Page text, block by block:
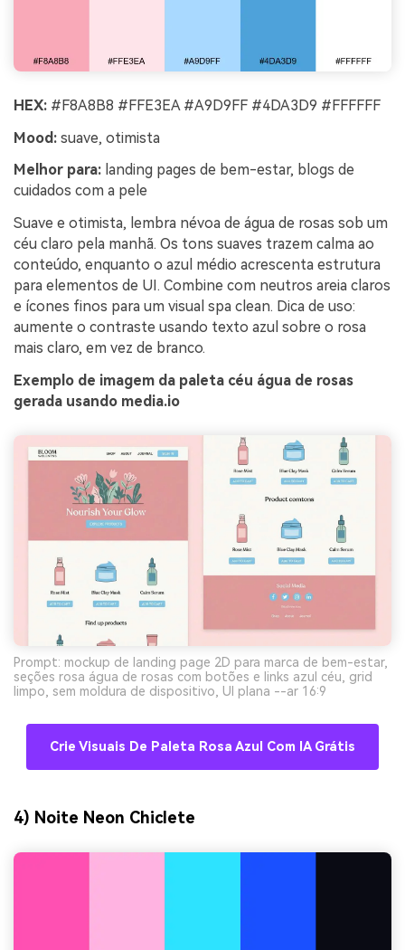
HEX: #F8A8B8 #FFE3EA #A9D9FF #4DA3D9 #FFFFFF
Mood: suave, otimista
Melhor para: landing pages de bem-estar, blogs de
cuidados com a pele
Suave e otimista, lembra névoa de água de rosas sob um
céu claro pela manhã. Os tons suaves trazem calma ao
conteúdo, enquanto o azul médio acrescenta estrutura
para elementos de UI. Combine com neutros areia claros
e ícones finos para um visual spa clean. Dica de uso:
aumente o contraste usando texto azul sobre o rosa
mais claro, em vez de branco.
Exemplo de imagem da paleta céu água de rosas
gerada usando media.io
Prompt: mockup de landing page 2D para marca de bem-estar,
seções rosa água de rosas com botões e links azul céu, grid
limpo, sem moldura de dispositivo, UI plana --ar 16:9
Crie Visuais De Paleta Rosa Azul Com IA Grátis
4) Noite Neon Chiclete